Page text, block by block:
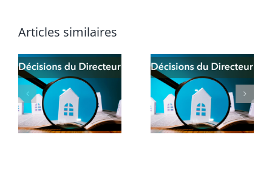
Articles similaires